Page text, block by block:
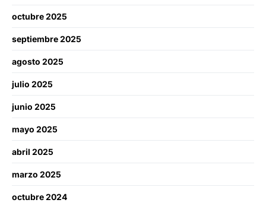
octubre 2025
septiembre 2025
agosto 2025
julio 2025
junio 2025
mayo 2025
abril 2025
marzo 2025
octubre 2024